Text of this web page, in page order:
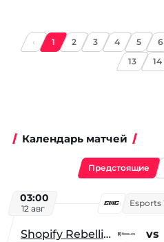
‹ 1 2 3 4 5 6
13
14
Календарь матчей
Предстоящие
03:00
12 авг
Shopify Rebellion vs